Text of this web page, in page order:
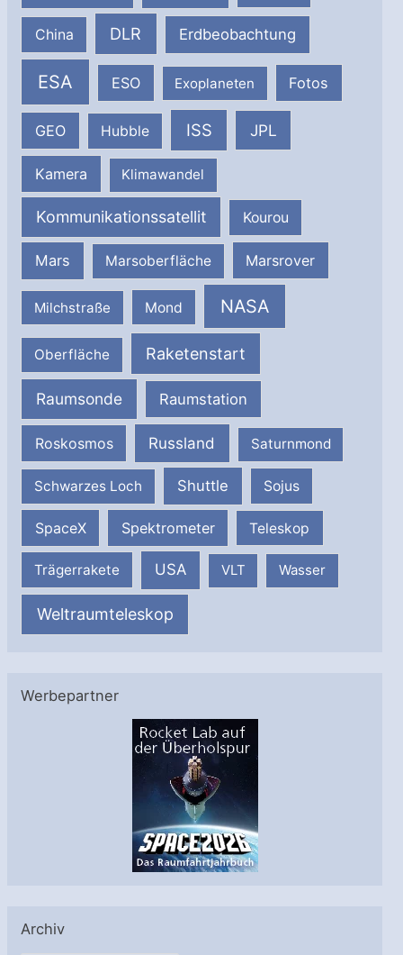
China DLR Erdbeobachtung
ESA ESO Exoplaneten Fotos
GEO Hubble ISS JPL
Kamera Klimawandel
Kommunikationssatellit Kourou
Mars Marsoberfläche Marsrover
Milchstraße Mond NASA
Oberfläche Raketenstart
Raumsonde Raumstation
Roskosmos Russland Saturnmond
Schwarzes Loch Shuttle Sojus
SpaceX Spektrometer Teleskop
Trägerrakete USA VLT Wasser
Weltraumteleskop
Werbepartner
Archiv